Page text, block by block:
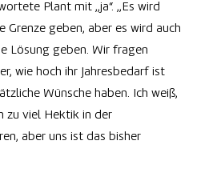
Plant mit „ja“. „Es wird
Grenze geben, aber es wird auch
Lösung geben. Wir fragen
wie hoch ihr Jahresbedarf ist
Wünsche haben. Ich weiß,
zu viel Hektik in der
aber uns ist das bisher